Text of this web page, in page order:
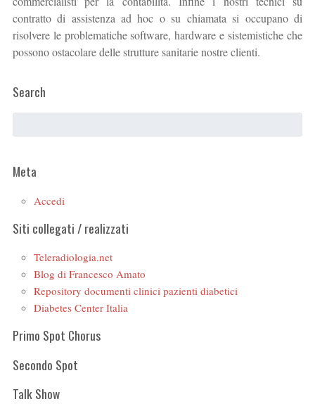
contratto di assistenza ad hoc o su chiamata si occupano di
risolvere le problematiche software, hardware e sistemistiche che
possono ostacolare delle strutture sanitarie nostre clienti.
Search
Meta
Accedi
Siti collegati / realizzati
Teleradiologia.net
Blog di Francesco Amato
Repository documenti clinici pazienti diabetici
Diabetes Center Italia
Primo Spot Chorus
Secondo Spot
Talk Show